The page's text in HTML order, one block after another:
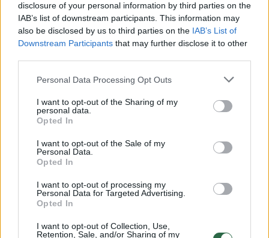
disclosure of your personal information by third parties on the
IAB’s list of downstream participants. This information may
also be disclosed by us to third parties on the IAB’s List of
Downstream Participants that may further disclose it to other
Personal Data Processing Opt Outs
I want to opt-out of the Sharing of my
personal data.
Opted In
I want to opt-out of the Sale of my
Personal Data.
Opted In
I want to opt-out of processing my
Personal Data for Targeted Advertising.
Opted In
I want to opt-out of Collection, Use,
Retention, Sale, and/or Sharing of my
Gyvenimas sovietų
branduoliniame bunkeryje
skruzdėles privertė tapti
kanibalėmis
Siaubo
tiesų